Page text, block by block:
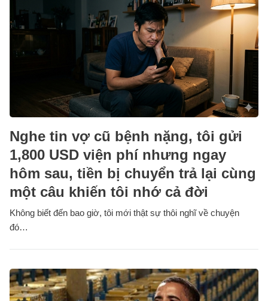
Nghe tin vợ cũ bệnh nặng, tôi gửi
1,800 USD viện phí nhưng ngay
hôm sau, tiền bị chuyển trả lại cùng
một câu khiến tôi nhớ cả đời
Không biết đến bao giờ, tôi mới thật sự thôi nghĩ về chuyện
đó…